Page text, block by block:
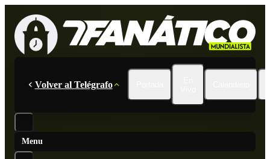
Volver al Telégrafo
Menu